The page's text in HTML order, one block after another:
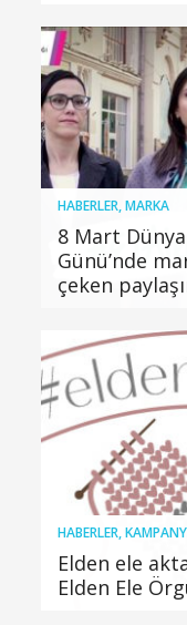
HABERLER,MARKA
8 Mart
Günü’nde
çeken
HABERLER,
Elden ele
Elden Ele